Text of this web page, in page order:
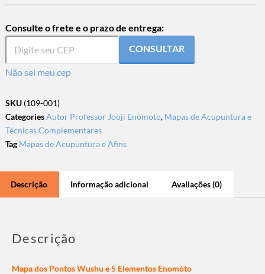
Consulte o frete e o prazo de entrega:
CONSULTAR
Não sei meu cep
SKU (109-001)
CategoriesAutor Professor Jooji Enómoto, Mapas de Acupuntura e
Técnicas Complementares
Tag Mapas de Acupuntura e Afins
Descrição Informação adicional Avaliações (0)
Descrição
Mapa dos Pontos Wushu e 5 Elementos Enomóto